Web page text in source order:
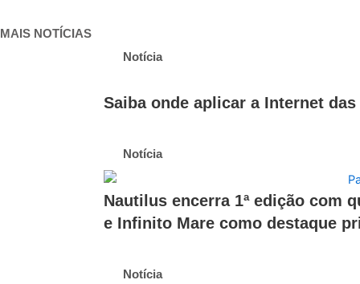
MAIS NOTÍCIAS
Notícia
Saiba onde aplicar a Internet das
Notícia
Nautilus encerra 1ª edição com
e Infinito Mare como destaque
Notícia